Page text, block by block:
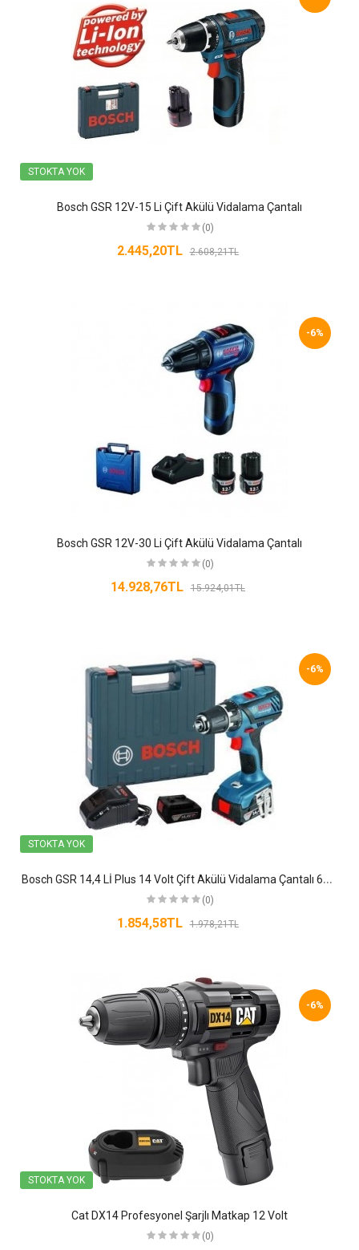
STOKTA YOK
Bosch GSR 12V-15 Li Çift Akülü Vidalama Çantalı
(0)
2.445,20TL 2.608,21TL
-6%
Bosch GSR 12V-30 Li Çift Akülü Vidalama Çantalı
(0)
14.928,76TL 15.924,01TL
STOKTA YOK
-6%
B
osch GSR 14,4 Lİ Plus 14 Volt Çift Akülü Vidalama Çantalı 601 9E6 020
(0)
1.854,58TL 1.978,21TL
STOKTA YOK
-6%
Cat DX14 Profesyonel Şarjlı Matkap 12 Volt
(0)